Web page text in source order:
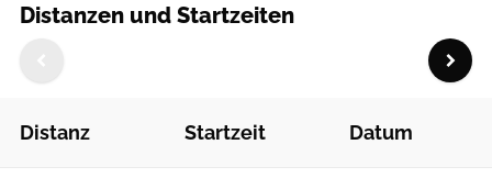
Distanzen und Startzeiten
Distanz Startzeit Datum